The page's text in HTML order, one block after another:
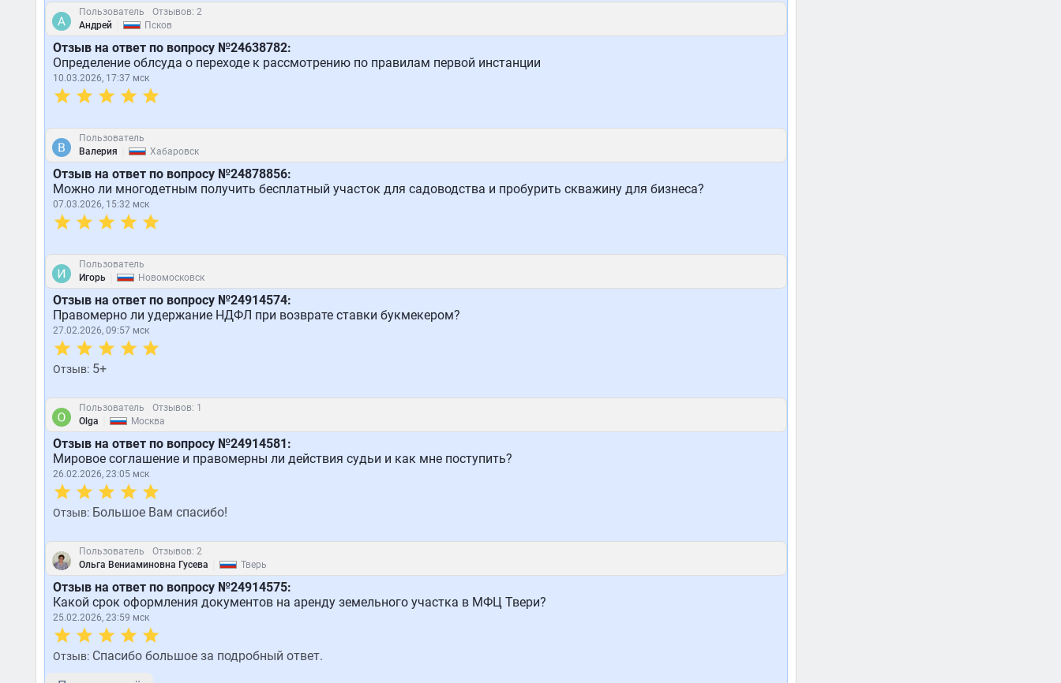
Пользователь
Отзывов: 2
Андрей
Псков
Отзыв на ответ по вопросу №24638782:
Определение облсуда о переходе к рассмотрению по правилам первой инстанции
10.03.2026, 17:37 мск
Пользователь
Валерия
Хабаровск
Отзыв на ответ по вопросу №24878856:
Можно ли многодетным получить бесплатный участок для садоводства и пробурить скважину для бизнеса?
07.03.2026, 15:32 мск
Пользователь
Игорь
Новомосковск
Отзыв на ответ по вопросу №24914574:
Правомерно ли удержание НДФЛ при возврате ставки букмекером?
27.02.2026, 09:57 мск
Отзыв:5+
Пользователь
Отзывов: 1
Olga
Москва
Отзыв на ответ по вопросу №24914581:
Мировое соглашение и правомерны ли действия судьи и как мне поступить?
26.02.2026, 23:05 мск
Отзыв:Большое Вам спасибо!
Пользователь
Отзывов: 2
Ольга Вениаминовна Гусева
Тверь
Отзыв на ответ по вопросу №24914575:
Какой срок оформления документов на аренду земельного участка в МФЦ Твери?
25.02.2026, 23:59 мск
Отзыв:Спасибо большое за подробный ответ.